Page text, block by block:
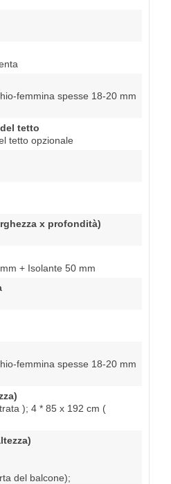
femmina spesse 18-20 mm
tetto
tetto opzionale
x profondità)
+ Isolante 50 mm
femmina spesse 18-20 mm
); 4 * 85 x 192 cm (
del balcone);